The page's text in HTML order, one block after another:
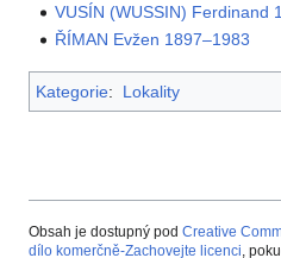
VUSÍN (WUSSIN) Ferdinand
ŘÍMAN Evžen 1897–1983
Kategorie: Lokality
Obsah je dostupný pod Creative
dílo komerčně-Zachovejte licenci ,